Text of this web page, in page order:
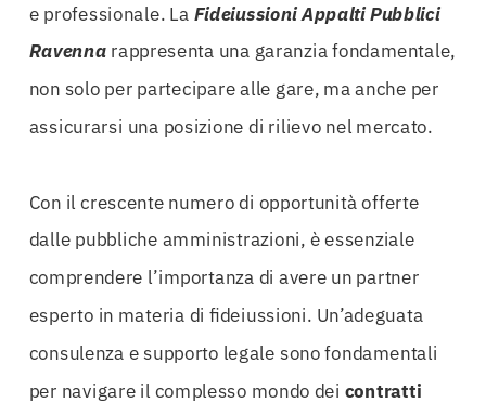
e professionale. La Fideiussioni Appalti Pubblici
Ravenna rappresenta una garanzia fondamentale,
non solo per partecipare alle gare, ma anche per
assicurarsi una posizione di rilievo nel mercato.
Con il crescente numero di opportunità offerte
dalle pubbliche amministrazioni, è essenziale
comprendere l’importanza di avere un partner
esperto in materia di fideiussioni. Un’adeguata
consulenza e supporto legale sono fondamentali
per navigare il complesso mondo dei contratti